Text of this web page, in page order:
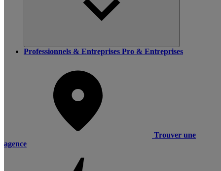
Professionnels & Entreprises Pro & Entreprises
Trouver une
agence